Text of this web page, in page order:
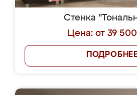
Стенка
Цена: от 39